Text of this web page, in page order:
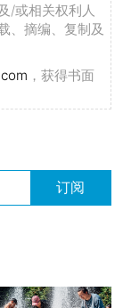
/或相关权利人
、摘编、复制及
，获得书面
订阅